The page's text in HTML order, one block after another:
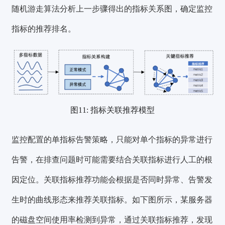
随机游走算法分析上一步骤得出的指标关系图，确定监控
指标的推荐排名。
图11: 指标关联推荐模型
监控配置的单指标告警策略，只能对单个指标的异常进行
告警，在排查问题时可能需要结合关联指标进行人工的根
因定位。关联指标推荐功能会根据是否同时异常、告警发
生时的曲线形态来推荐关联指标。如下图所示，某服务器
的磁盘空间使用率检测到异常，通过关联指标推荐，发现